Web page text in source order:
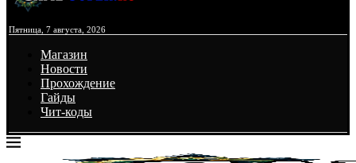
Пятница, 7 августа, 2026
Магазин
Новости
Прохождение
Гайды
Чит-коды